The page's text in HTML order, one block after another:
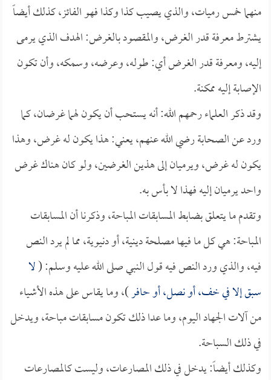
منهما خمس رميات، والذي يصيب كذا وكذا فهو الفائز، كذلك أيضاً
يشترط معرفة قدر الغرض، والمقصود بالغرض: الهدف الذي يرمى
إليه، ومعرفة قدر الغرض أي: طوله، وعرضه، وسمكه، وأن تكون
الإصابة إليه ممكنة.
وقد ذكر العلماء رحمهم الله: أنه يستحب أن يكون لهما غرضان، كما
ورد عن الصحابة رضي الله عنهم، يعني: هذا يكون له غرض، وهذا
يكون له غرض، ويرميان إلى هذين الغرضين، ولو كان هناك غرض
واحد يرميان إليه فهذا لا بأس به.
وتقدم ما يتعلق بضابط المسابقات المباحة، وذكرنا أن المسابقات
المباحة: هي كل ما فيها مصلحة دينية، أو دنيوية، مما لم يرد النص
فيه، والذي ورد النص فيه قول النبي صلى الله عليه وسلم: (لا
سبق إلا في خف، أو نصل، أو حافر)، وما يقاس على هذه الأشياء
من آلات الجهاد اليوم، وما عدا ذلك تكون مسابقات مباحة، ويدخل
في ذلك السباحة.
وكذلك أيضاً: يدخل في ذلك المصارعات، وليست كالمصارعات